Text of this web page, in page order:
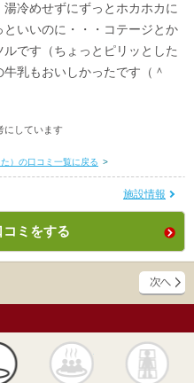
冷めせずにずっとホカホカに
いいのに・・・コテージとか
です（ちょっとピリッとした
乳もおいしかったです（＾
にしています
）の口コミ一覧に戻る >
施設情報
ミをする
露天風呂 貸切風呂